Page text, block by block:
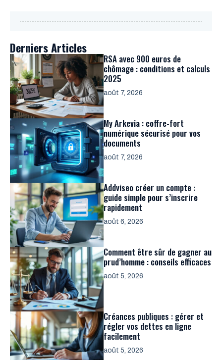
Derniers Articles
RSA avec 900 euros de
chômage : conditions et calculs
2025
août 7, 2026
My Arkevia : coffre-fort
numérique sécurisé pour vos
documents
août 7, 2026
Addviseo créer un compte :
guide simple pour s’inscrire
rapidement
août 6, 2026
Comment être sûr de gagner au
prud’homme : conseils efficaces
août 5, 2026
Créances publiques : gérer et
régler vos dettes en ligne
facilement
août 5, 2026